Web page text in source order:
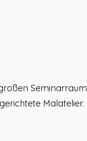
Seminarraum
Malatelier.